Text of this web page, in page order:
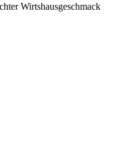
Wirtshausgeschmack